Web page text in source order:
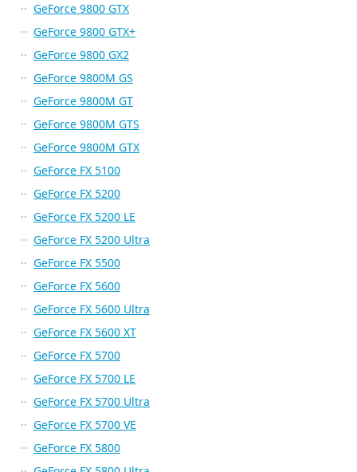
GeForce 9800 GTX
GeForce 9800 GTX+
GeForce 9800 GX2
GeForce 9800M GS
GeForce 9800M GT
GeForce 9800M GTS
GeForce 9800M GTX
GeForce FX 5100
GeForce FX 5200
GeForce FX 5200 LE
GeForce FX 5200 Ultra
GeForce FX 5500
GeForce FX 5600
GeForce FX 5600 Ultra
GeForce FX 5600 XT
GeForce FX 5700
GeForce FX 5700 LE
GeForce FX 5700 Ultra
GeForce FX 5700 VE
GeForce FX 5800